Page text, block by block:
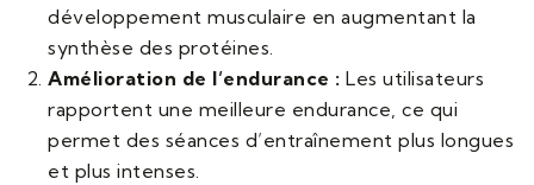
développement musculaire en augmentant la
synthèse des protéines.
Amélioration de l’endurance : Les utilisateurs
rapportent une meilleure endurance, ce qui
permet des séances d’entraînement plus longues
et plus intenses.